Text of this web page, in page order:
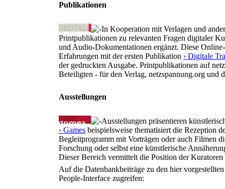
Publikationen
In Kooperation mit Verlagen und
Printpublikationen zu relevanten Fragen digitaler
und Audio-Dokumentationen ergänzt. Diese
Erfahrungen mit der ersten Publikation › Digitale
der gedruckten Ausgabe. Printpublikationen auf
Beteiligten - für den Verlag, netzspannung.org und
Ausstellungen
Ausstellungen präsentieren
› Games beispielsweise thematisiert die Rezeption
Begleitprogramm mit Vorträgen oder auch Filmen
Forschung oder selbst eine künstlerische
Dieser Bereich vermittelt die Position der
Auf die Datenbankbeiträge zu den hier
People-Interface zugreifen: